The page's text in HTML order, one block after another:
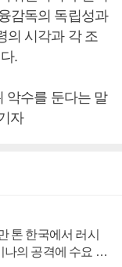
감독의 독립성과
의 시각과 각 조
.
악수를 둔다는 말
자
톤 한국에서 러시
의 공격에 수요 늘